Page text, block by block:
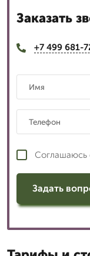
Заказать
+7 499 681-
Соглашаюсь
Задать